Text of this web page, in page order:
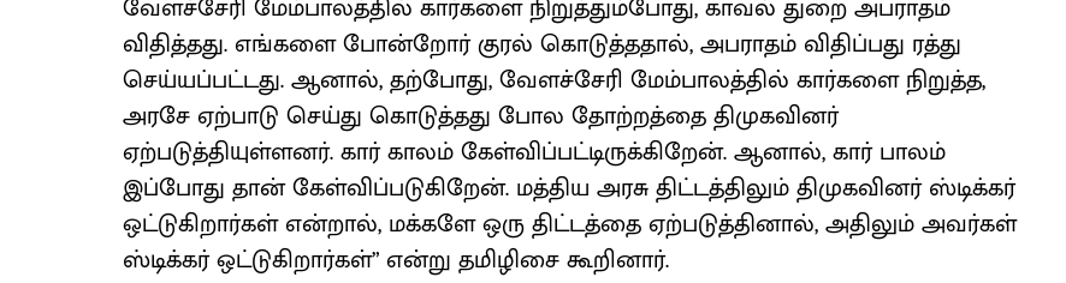
வேளச்சேரி மேம்பாலத்தில் கார்களை நிறுத்தும்போது, காவல் துறை அபராதம்
விதித்தது. எங்களை போன்றோர் குரல் கொடுத்ததால், அபராதம் விதிப்பது ரத்து
செய்யப்பட்டது. ஆனால், தற்போது, வேளச்சேரி மேம்பாலத்தில் கார்களை நிறுத்த,
அரசே ஏற்பாடு செய்து கொடுத்தது போல தோற்றத்தை திமுகவினர்
ஏற்படுத்தியுள்ளனர். கார் காலம் கேள்விப்பட்டிருக்கிறேன். ஆனால், கார் பாலம்
இப்போது தான் கேள்விப்படுகிறேன். மத்திய அரசு திட்டத்திலும் திமுகவினர் ஸ்டிக்கர்
ஒட்டுகிறார்கள் என்றால், மக்களே ஒரு திட்டத்தை ஏற்படுத்தினால், அதிலும் அவர்கள்
ஸ்டிக்கர் ஒட்டுகிறார்கள்” என்று தமிழிசை கூறினார்.